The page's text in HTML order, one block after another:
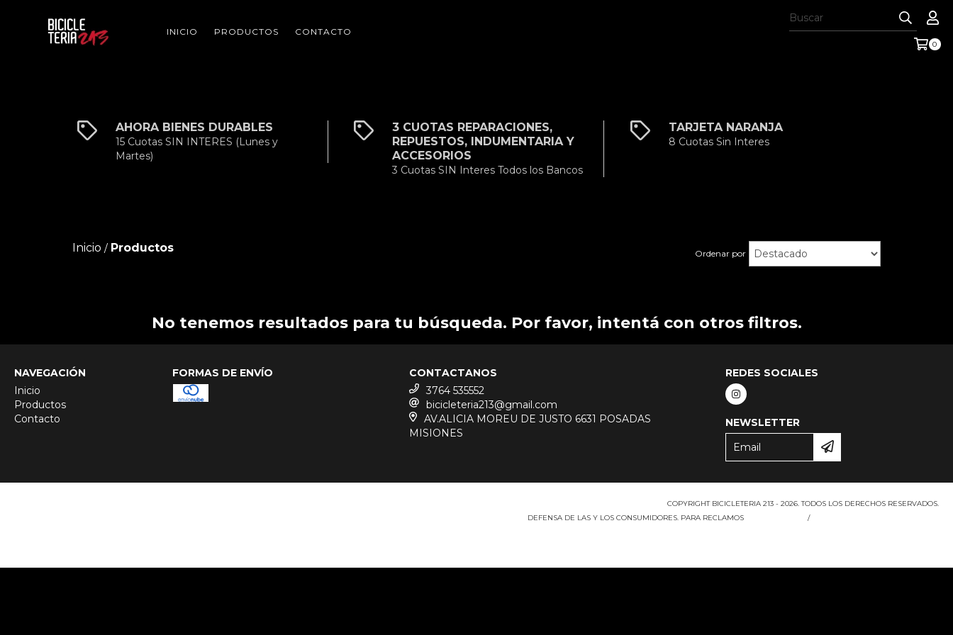
INICIO PRODUCTOS CONTACTO
0
AHORA BIENES DURABLES
15 Cuotas SIN INTERES (Lunes y
Martes)
3 CUOTAS REPARACIONES,
REPUESTOS, INDUMENTARIA Y
ACCESORIOS
3 Cuotas SIN Interes Todos los Bancos
TARJETA NARANJA
8 Cuotas Sin Interes
Inicio / Productos Ordenar por
No tenemos resultados para tu búsqueda. Por favor, intentá con otros filtros.
NAVEGACIÓN
Inicio
Productos
Contacto
FORMAS DE ENVÍO
CONTACTANOS
3764 535552
bicicleteria213@gmail.com
AV.ALICIA MOREU DE JUSTO 6631 POSADAS
MISIONES
REDES SOCIALES
NEWSLETTER
COPYRIGHT BICICLETERIA 213 - 2026. TODOS LOS DERECHOS RESERVADOS.
DEFENSA DE LAS Y LOS CONSUMIDORES. PARA RECLAMOS
/